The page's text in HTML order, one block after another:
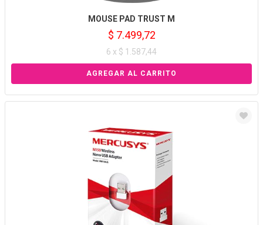
MOUSE PAD TRUST M
$ 7.499,72
6 x $ 1.587,44